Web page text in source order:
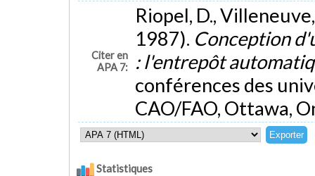
Citer en
APA 7:
Riopel, D.,
1987). Conception
: l'entrepôt
conférences des
CAO/FAO, Ottawa,
Statistiques